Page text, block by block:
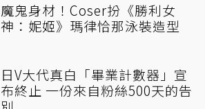
魔鬼身材！Coser扮《勝利女
神：妮姬》瑪律恰那泳裝造型
日V大代真白「畢業計數器」宣
布終止 一份來自粉絲500天的告